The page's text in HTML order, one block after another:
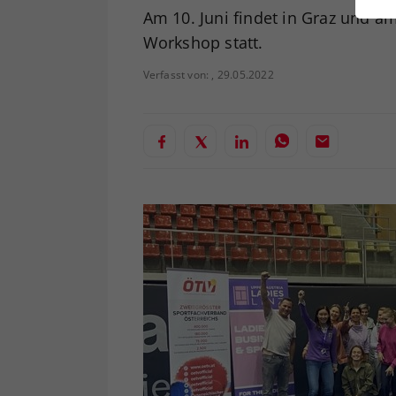
Am 10. Juni findet in Graz und
Workshop statt.
Verfasst von: , 29.05.2022